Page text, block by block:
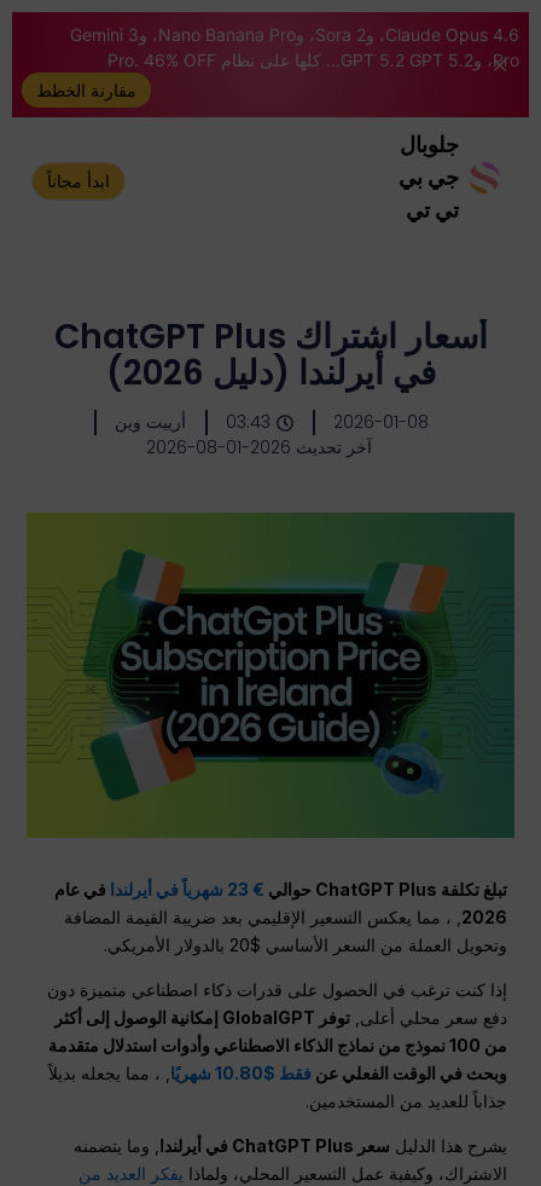
Claude Opus 4.6، وSora 2، وNano Banana Pro، وGemini 3
Pro، وGPT 5.2 GPT 5.2... كلها على نظام Pro. 46% OFF
مقارنة الخطط
جلوبال
جي بي
تي تي
ابدأ مجاناً
أسعار اشتراك ChatGPT Plus
في أيرلندا (دليل 2026)
2026-01-08
03:43
أرييت وين
آخر تحديث 2026-01-08-2026
تبلغ تكلفة ChatGPT Plus حوالي € 23 شهرياً في أيرلندا
في عام
2026 , ، مما يعكس التسعير الإقليمي بعد ضريبة القيمة المضافة
وتحويل العملة من السعر الأساسي $20 بالدولار الأمريكي.
إذا كنت ترغب في الحصول على قدرات ذكاء اصطناعي متميزة دون
دفع سعر محلي أعلى,
توفر GlobalGPT إمكانية الوصول إلى أكثر
من 100 نموذج من نماذج الذكاء الاصطناعي وأدوات استدلال متقدمة
وبحث في الوقت الفعلي عن فقط $10.80 شهريًا
, ، مما يجعله بديلاً
جذاباً للعديد من المستخدمين.
يشرح هذا الدليل سعر ChatGPT Plus في أيرلندا
, وما يتضمنه
الاشتراك، وكيفية عمل التسعير المحلي، ولماذا يفكر العديد من